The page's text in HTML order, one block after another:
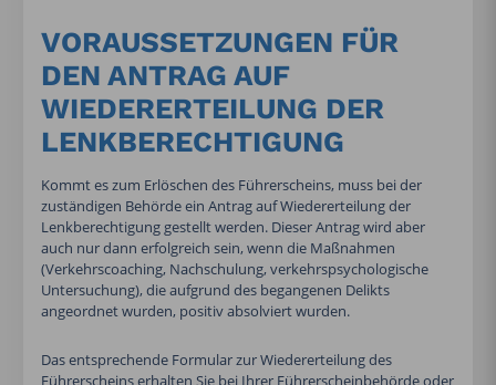
VORAUSSETZUNGEN FÜR
DEN ANTRAG AUF
WIEDERERTEILUNG DER
LENKBERECHTIGUNG
Kommt es zum Erlöschen des Führerscheins, muss bei der
zuständigen Behörde ein Antrag auf Wiedererteilung der
Lenkberechtigung gestellt werden. Dieser Antrag wird aber
auch nur dann erfolgreich sein, wenn die Maßnahmen
(Verkehrscoaching, Nachschulung, verkehrspsychologische
Untersuchung), die aufgrund des begangenen Delikts
angeordnet wurden, positiv absolviert wurden.
Das entsprechende Formular zur Wiedererteilung des
Führerscheins erhalten Sie bei Ihrer Führerscheinbehörde oder